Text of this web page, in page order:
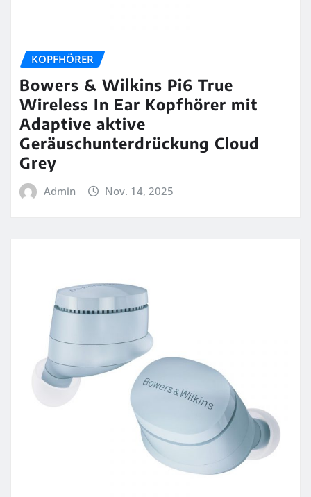
KOPFHÖRER
Bowers & Wilkins Pi6 True
Wireless In Ear Kopfhörer mit
Adaptive aktive
Geräuschunterdrückung Cloud
Grey
Admin Nov. 14, 2025